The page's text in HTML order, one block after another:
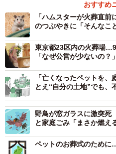
自社開発した火葬炉の特徴は
かにも、煙をらせん状の通路
たスペースへ導き、煙に含ま
る。こうすることで、煙や有
になっているとか。
「ご近所へ迷惑をおかけしな
ちなみに、火葬炉の燃料は灯
おすすめ
「ハムスターが火葬直
のつぶやきに「そんなこ
東京都23区内の火葬場
「なぜ公営が少ないの
「亡くなったペットを
とえ“自分の土地”でも
野鳥が窓ガラスに激突
と家庭ごみ「まさか燃え
ペットのお葬式のために